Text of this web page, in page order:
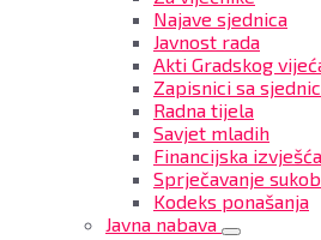
Najave sjednica
Javnost rada
Akti Gradskog
Zapisnici sa
Radna tijela
Savjet mladih
Financijska izvješća
Sprječavanje
Kodeks ponašanja
Javna nabava